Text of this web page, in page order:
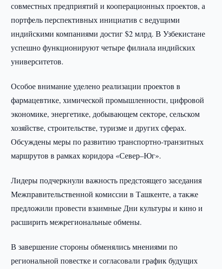
совместных предприятий и кооперационных проектов, а
портфель перспективных инициатив с ведущими
индийскими компаниями достиг $2 млрд. В Узбекистане
успешно функционируют четыре филиала индийских
университетов.
Особое внимание уделено реализации проектов в
фармацевтике, химической промышленности, цифровой
экономике, энергетике, добывающем секторе, сельском
хозяйстве, строительстве, туризме и других сферах.
Обсуждены меры по развитию транспортно-транзитных
маршрутов в рамках коридора «Север–Юг».
Лидеры подчеркнули важность предстоящего заседания
Межправительственной комиссии в Ташкенте, а также
предложили провести взаимные Дни культуры и кино и
расширить межрегиональные обмены.
В завершение стороны обменялись мнениями по
региональной повестке и согласовали график будущих